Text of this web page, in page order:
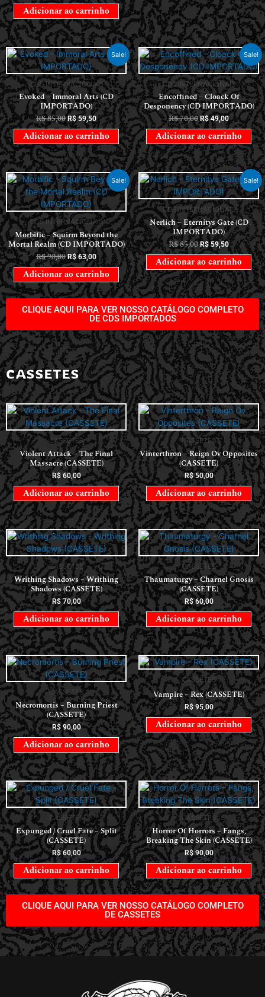
Adicionar ao carrinho
Sale!
CDS INTERNACIONAIS
Evoked – Immoral Arts (CD
IMPORTADO)
R$85,00 R$59,50
Adicionar ao carrinho
Sale!
CDS INTERNACIONAIS
Encoffined – Cloack Of
Desponency (CD IMPORTADO)
R$70,00 R$49,00
Adicionar ao carrinho
Sale!
CDS INTERNACIONAIS
Morbific – Squirm Beyond the
Mortal Realm (CD IMPORTADO)
R$90,00 R$63,00
Adicionar ao carrinho
Sale!
CDS INTERNACIONAIS
Nerlich – Eternitys Gate (CD
IMPORTADO)
R$85,00 R$59,50
Adicionar ao carrinho
CLIQUE AQUI PARA VER NOSSO CATÁLOGO COMPLETO
DE CDS IMPORTADOS
CASSETES
CASSETES
Violent Attack – The Final
Massacre (CASSETE)
R$60,00
Adicionar ao carrinho
CASSETES
Vinterthron – Reign Ov Opposites
(CASSETE)
R$50,00
Adicionar ao carrinho
CASSETES
Writhing Shadows – Writhing
Shadows (CASSETE)
R$70,00
Adicionar ao carrinho
CASSETES
Thaumaturgy – Charnel Gnosis
(CASSETE)
R$60,00
Adicionar ao carrinho
CASSETES
Necromortis – Burning Priest
(CASSETE)
R$90,00
Adicionar ao carrinho
CASSETES
Vampire – Rex (CASSETE)
R$95,00
Adicionar ao carrinho
CASSETES
Expunged / Cruel Fate – Split
(CASSETE)
R$60,00
Adicionar ao carrinho
CASSETES
Horror Of Horrors ‎– Fangs,
Breaking The Skin (CASSETE)
R$90,00
Adicionar ao carrinho
CLIQUE AQUI PARA VER NOSSO CATÁLOGO COMPLETO
DE CASSETES